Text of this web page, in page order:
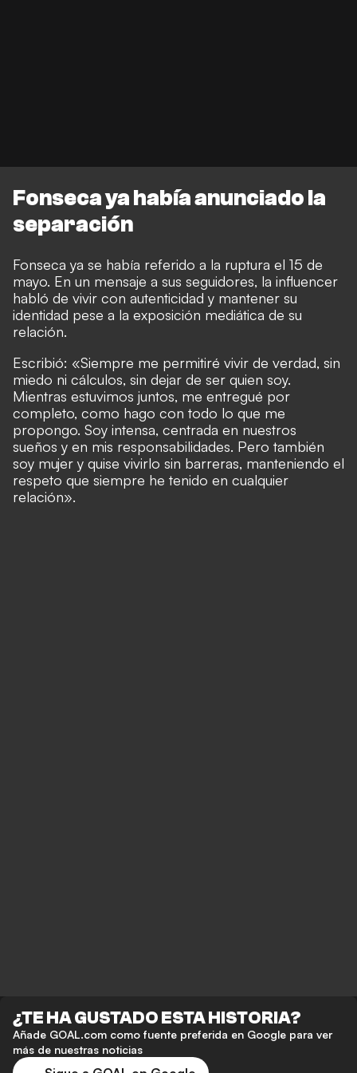
Fonseca ya había anunciado la
separación
Fonseca ya se había referido a la ruptura el 15 de
mayo. En un mensaje a sus seguidores, la influencer
habló de vivir con autenticidad y mantener su
identidad pese a la exposición mediática de su
relación.
Escribió: «Siempre me permitiré vivir de verdad, sin
miedo ni cálculos, sin dejar de ser quien soy.
Mientras estuvimos juntos, me entregué por
completo, como hago con todo lo que me
propongo. Soy intensa, centrada en nuestros
sueños y en mis responsabilidades. Pero también
soy mujer y quise vivirlo sin barreras, manteniendo el
respeto que siempre he tenido en cualquier
relación».
¿TE HA GUSTADO ESTA HISTORIA?
Añade GOAL.com como fuente preferida en Google para ver
más de nuestras noticias